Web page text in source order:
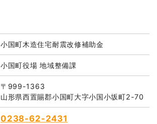
小国町木造住宅耐震改修補助金
小国町役場 地域整備課
〒999-1363
山形県西置賜郡小国町大字小国小坂町2-70
0238-62-2431